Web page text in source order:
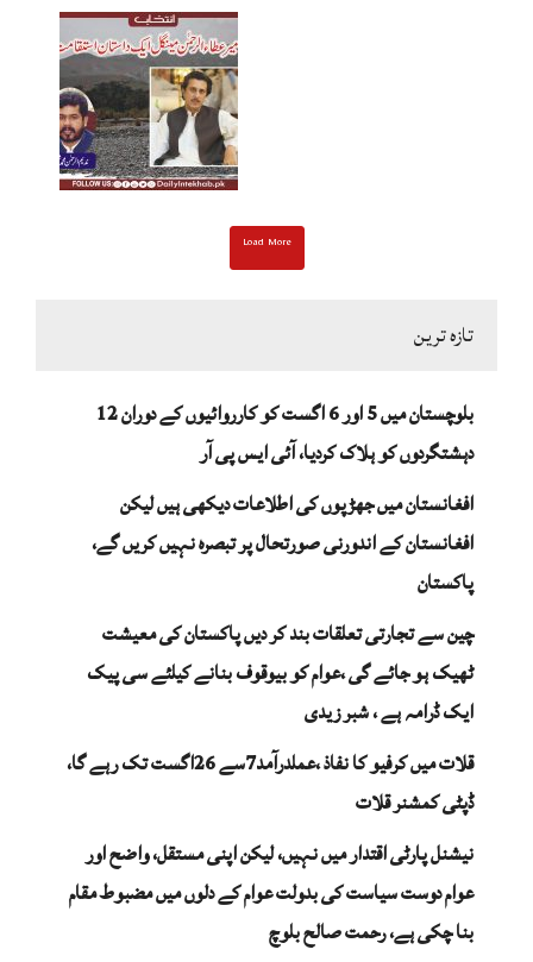
Load More
تازہ ترین
بلوچستان میں 5 اور 6 اگست کو کارروائیوں کے دوران 12
دہشتگردوں کو ہلاک کردیا، آئی ایس پی آر
افغانستان میں جھڑپوں کی اطلاعات دیکھی ہیں لیکن
افغانستان کے اندورنی صورتحال پر تبصرہ نہیں کریں گے،
پاکستان
چین سے تجارتی تعلقات بند کر دیں پاکستان کی معیشت
ٹھیک ہو جائے گی ،عوام کو بیوقوف بنانے کیلئے سی پیک
ایک ڈرامہ ہے ، شبر زیدی
قلات میں کرفیو کا نفاذ ،عملدرآمد7سے 26اگست تک رہے گا،
ڈپٹی کمشنر قلات
نیشنل پارٹی اقتدار میں نہیں، لیکن اپنی مستقل، واضح اور
عوام دوست سیاست کی بدولت عوام کے دلوں میں مضبوط مقام
بنا چکی ہے، رحمت صالح بلوچ